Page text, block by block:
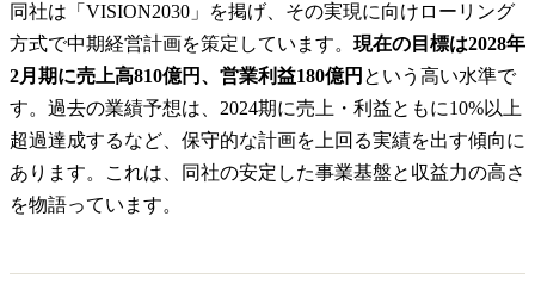
同社は「VISION2030」を掲げ、その実現に向けローリング
方式で中期経営計画を策定しています。 現在の目標は2028年
2月期に売上高810億円、営業利益180億円 という高い水準で
す。過去の業績予想は、2024期に売上・利益ともに10%以上
超過達成するなど、保守的な計画を上回る実績を出す傾向に
あります。これは、同社の安定した事業基盤と収益力の高さ
を物語っています。